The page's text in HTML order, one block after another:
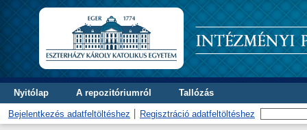
Nyitólap A repozitóriumról Tallózás
Bejelentkezés adatfeltöltéshez Regisztráció adatfeltöltéshez